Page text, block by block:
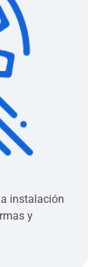
instalación
y